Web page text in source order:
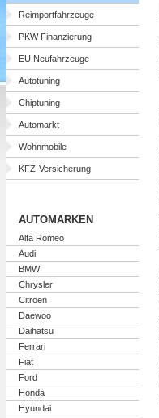
Reimportfahrzeuge
PKW Finanzierung
EU Neufahrzeuge
Autotuning
Chiptuning
Automarkt
Wohnmobile
KFZ-Versicherung
AUTOMARKEN
Alfa Romeo
Audi
BMW
Chrysler
Citroen
Daewoo
Daihatsu
Ferrari
Fiat
Ford
Honda
Hyundai